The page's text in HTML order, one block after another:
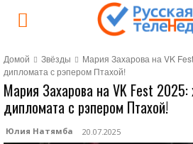
Домой Звёзды
Мария Захарова на VK
дипломата с рэпером Птахой!
Мария Захарова на VK Fest
дипломата с рэпером Птахой!
Юлия Натямба 20.07.2025